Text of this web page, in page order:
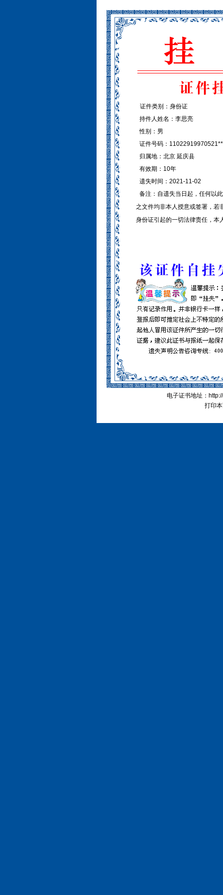
证件类别：身份证
持件人姓名：李思亮
性别：男
证件号码：
归属地：北京 延庆县
有效期：10年
遗失时间：2021-11-02
备注：自遗失当日起，任何以
之文件均非本人授意或签署，若
身份证引起的一切法律责任，本
电子证书地址：
打印